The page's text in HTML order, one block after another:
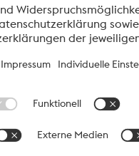
Performance Metals
Metals Division des
und Verarbeitung von
ist globaler
Anbieter von
Öl- und Gasexploration,